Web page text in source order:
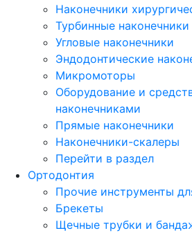
Наконечники
Турбинные наконечники
Угловые наконечники
Эндодонтические
Микромоторы
Оборудование и
наконечниками
Прямые наконечники
Наконечники-скалеры
Перейти в раздел
Ортодонтия
Прочие инструменты
Брекеты
Щечные трубки и